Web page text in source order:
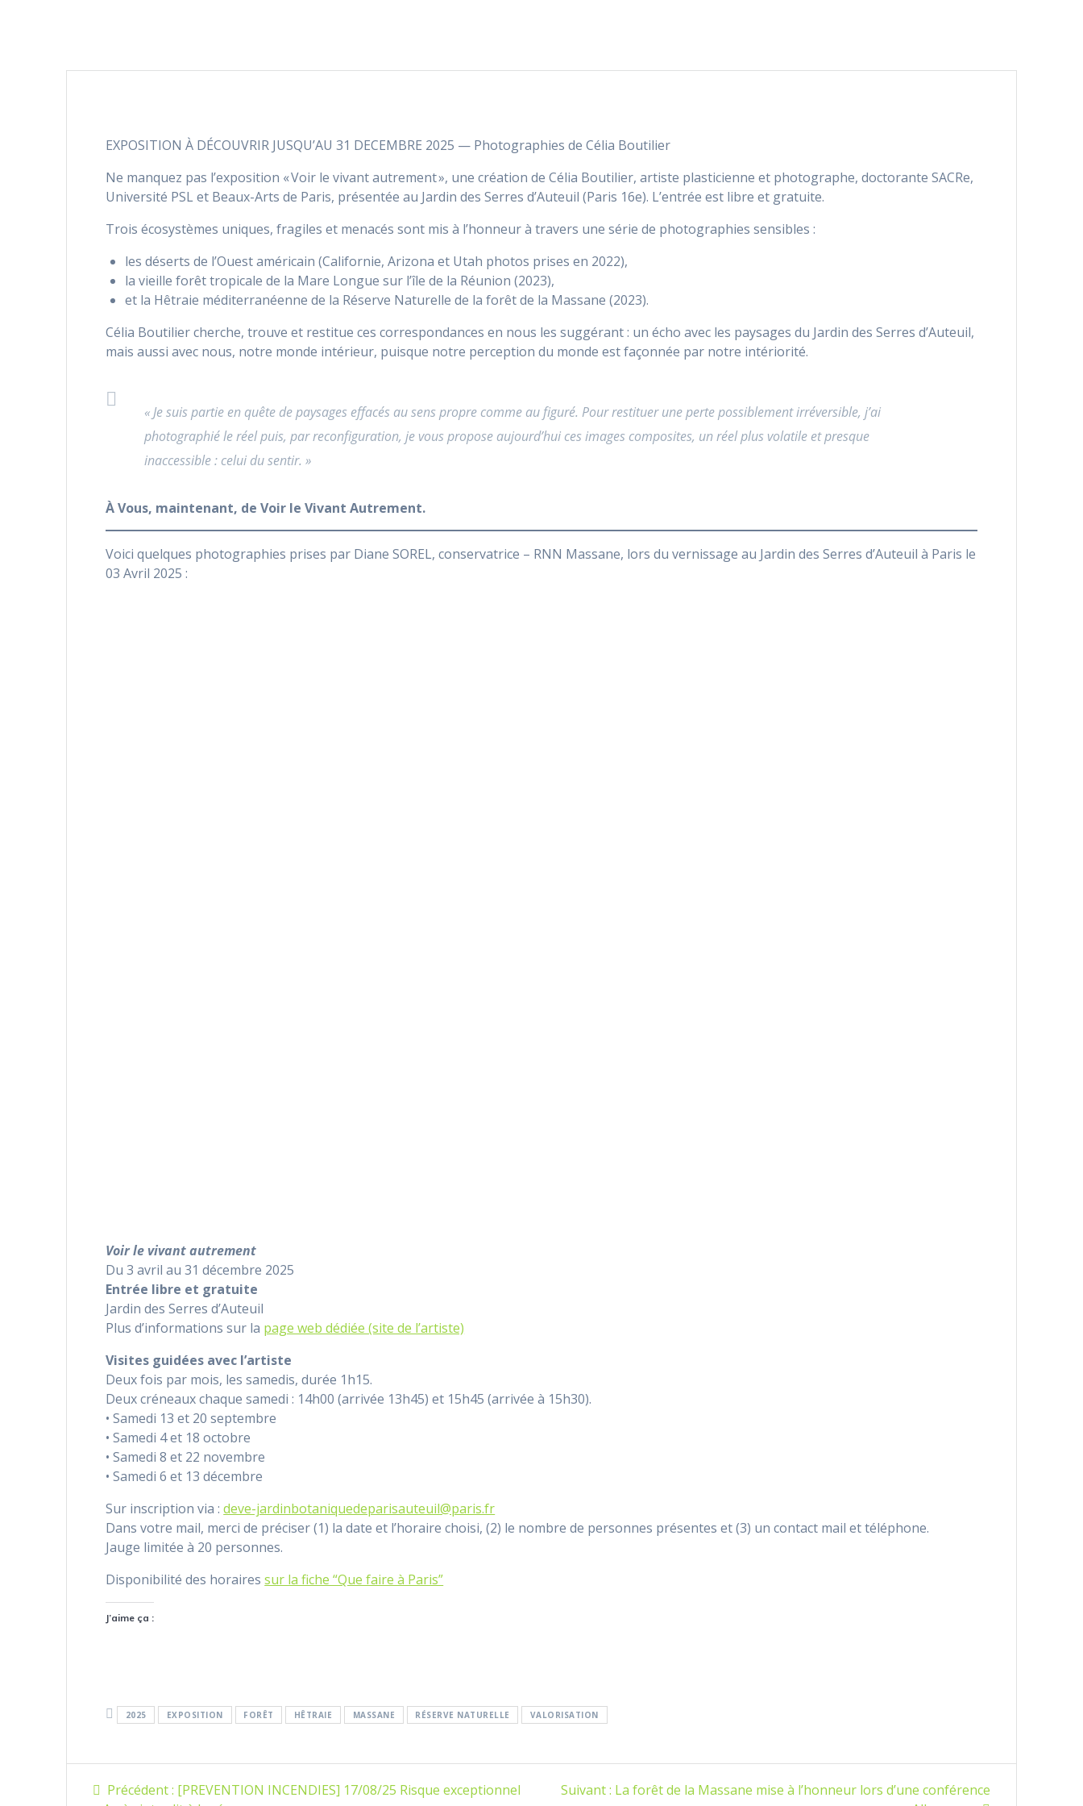
EXPOSITION À DÉCOUVRIR JUSQU’AU 31 DECEMBRE 2025 — Photographies de Célia Boutilier
Ne manquez pas l’exposition « Voir le vivant autrement », une création de Célia Boutilier, artiste plasticienne et photographe, doctorante SACRe,
Université PSL et Beaux-Arts de Paris, présentée au Jardin des Serres d’Auteuil (Paris 16e). L’entrée est libre et gratuite.
Trois écosystèmes uniques, fragiles et menacés sont mis à l’honneur à travers une série de photographies sensibles :
les déserts de l’Ouest américain (Californie, Arizona et Utah photos prises en 2022),
la vieille forêt tropicale de la Mare Longue sur l’île de la Réunion (2023),
et la Hêtraie méditerranéenne de la Réserve Naturelle de la forêt de la Massane (2023).
Célia Boutilier cherche, trouve et restitue ces correspondances en nous les suggérant : un écho avec les paysages du Jardin des Serres d’Auteuil,
mais aussi avec nous, notre monde intérieur, puisque notre perception du monde est façonnée par notre intériorité.
«Je suis partie en quête de paysages effacés au sens propre comme au figuré. Pour restituer une perte possiblement irréversible, j’ai
photographié le réel puis, par reconfiguration, je vous propose aujourd’hui ces images composites, un réel plus volatile et presque
inaccessible : celui du sentir.»
À Vous, maintenant, de Voir le Vivant Autrement.
Voici quelques photographies prises par Diane SOREL, conservatrice – RNN Massane, lors du vernissage au Jardin des Serres d’Auteuil à Paris le
03 Avril 2025 :
Voir le vivant autrement
Du 3 avril au 31 décembre 2025
Entrée libre et gratuite
Jardin des Serres d’Auteuil
Plus d’informations sur la page web dédiée (site de l’artiste)
Visites guidées avec l’artiste
Deux fois par mois, les samedis, durée 1h15.
Deux créneaux chaque samedi : 14h00 (arrivée 13h45) et 15h45 (arrivée à 15h30).
• Samedi 13 et 20 septembre
• Samedi 4 et 18 octobre
• Samedi 8 et 22 novembre
• Samedi 6 et 13 décembre
Sur inscription via :deve-jardinbotaniquedeparisauteuil@paris.fr
Dans votre mail, merci de préciser (1) la date et l’horaire choisi, (2) le nombre de personnes présentes et (3) un contact mail et téléphone.
Jauge limitée à 20 personnes.
Disponibilité des horairessur la fiche “Que faire à Paris”
J’aime ça :
2025 EXPOSITION FORÊT HÊTRAIE MASSANE RÉSERVE NATURELLE VALORISATION
Navigation
Précédent : Article
[PREVENTION INCENDIES] 17/08/25 Risque exceptionnel
Suivant : Article
La forêt de la Massane mise à l’honneur lors d’une conférence